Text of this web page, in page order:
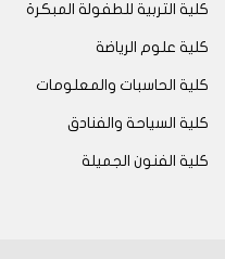
كلية التربية للطفولة المبكرة
كلية علوم الرياضة
كلية الحاسبات والمعلومات
كلية السياحة والفنادق
كلية الفنون الجميلة